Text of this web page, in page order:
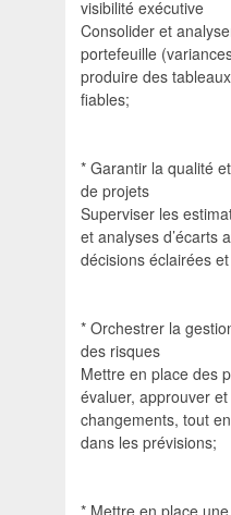
visibilité exécutive
Consolider et
portefeuille
produire des
fiables;
* Garantir la qualité
de projets
Superviser les
et analyses d’écarts
décisions éclairées
* Orchestrer la
des risques
Mettre en place des
évaluer, approuver
changements, tout
dans les prévisions;